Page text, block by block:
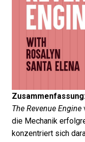
The Revenue Engine
die Mechanik
konzentriert sich